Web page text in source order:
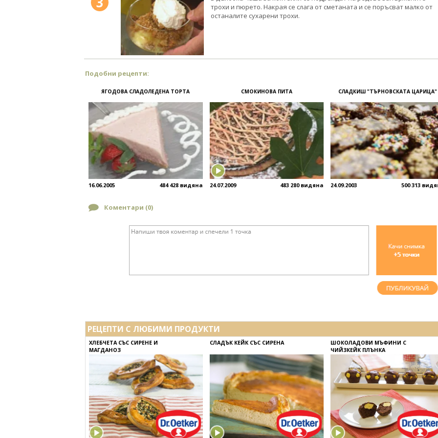
трохи и пюрето. Накрая се слага от сметаната и се поръсват малко от
останалите сухарени трохи.
Подобни рецепти:
ЯГОДОВА СЛАДОЛЕДЕНА ТОРТА
16.06.2005 484 428 видяна
СМОКИНОВА ПИТА
24.07.2009 483 280 видяна
СЛАДКИШ "ТЪРНОВСКАТА ЦАРИЦА"
24.09.2003 500 313
Коментари (0)
РЕЦЕПТИ С ЛЮБИМИ ПРОДУКТИ
ХЛЕБЧЕТА СЪС СИРЕНЕ И
МАГДАНОЗ
СЛАДЪК КЕЙК СЪС СИРЕНА
ШОКОЛАДОВИ МЪФИНИ С
ЧИЙЗКЕЙК ПЛЪНКА